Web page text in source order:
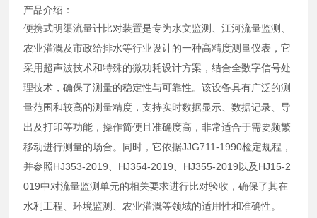
产品介绍：
便携式明渠流量计比对装置是专为水文监测、江河流量监测、
农业灌溉及市政给排水等行业设计的一种高精度测量仪表，它
采用超声波技术和特殊的微功耗设计方案，结合全数字信号处
理技术，确保了测量的稳定性与可靠性。该设备具有广泛的测
量范围和较高的测量精度，支持实时数据显示、数据记录、导
出及打印等功能，操作简便且准确度高，非常适合于需要频繁
移动进行测量的场合。同时，它依据JJG711-1990检定规程，
并参照HJ353-2019、HJ354-2019、HJ355-2019以及HJ15-2
019中对流量监测单元的相关要求进行比对验收，确保了其在
水利工程、环境监测、农业灌溉等领域的适用性和准确性。